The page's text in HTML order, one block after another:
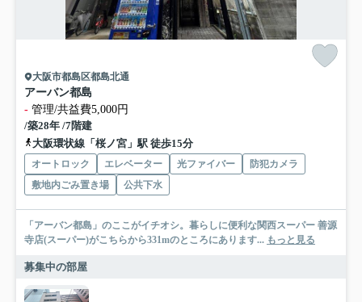
大阪市都島区都島北通
アーバン都島
- 管理/共益費5,000円
/築28年 /7階建
大阪環状線「桜ノ宮」駅 徒歩15分
オートロック エレベーター 光ファイバー
防犯カメラ
敷地内ごみ置き場
公共下水
「アーバン都島」のここがイチオシ。暮らしに便利な関西スーパー 善源
寺店(スーパー)がこちらから331mのところにあります... もっと見る
募集中の部屋